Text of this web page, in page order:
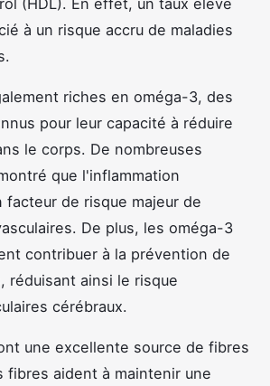
(HDL). En effet, un taux élevé
à un risque accru de maladies
riches en oméga-3, des
pour leur capacité à réduire
le corps. De nombreuses
que l'inflammation
facteur de risque majeur de
De plus, les oméga-3
contribuer à la prévention de
réduisant ainsi le risque
cérébraux.
une excellente source de fibres
fibres aident à maintenir une